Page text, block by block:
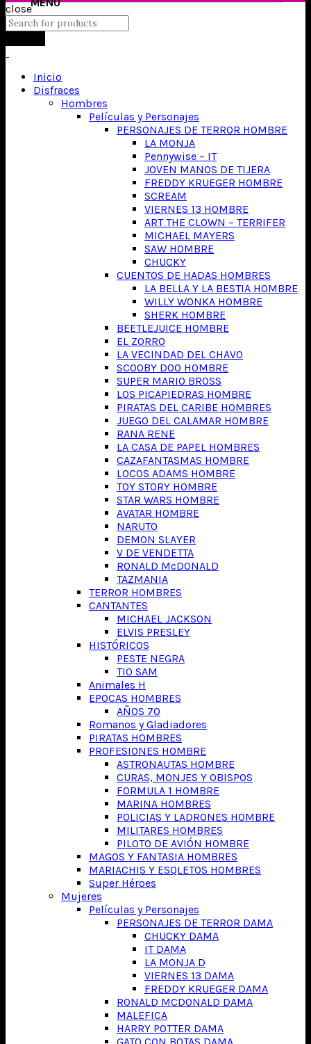
close
Inicio
Disfraces
Hombres
Películas y Personajes
PERSONAJES DE TERROR HOMBRE
LA MONJA
Pennywise – IT
JOVEN MANOS DE TIJERA
FREDDY KRUEGER HOMBRE
SCREAM
VIERNES 13 HOMBRE
ART THE CLOWN – TERRIFER
MICHAEL MAYERS
SAW HOMBRE
CHUCKY
CUENTOS DE HADAS HOMBRES
LA BELLA Y LA BESTIA HOMBRE
WILLY WONKA HOMBRE
SHERK HOMBRE
BEETLEJUICE HOMBRE
EL ZORRO
LA VECINDAD DEL CHAVO
SCOOBY DOO HOMBRE
SUPER MARIO BROSS
LOS PICAPIEDRAS HOMBRE
PIRATAS DEL CARIBE HOMBRES
JUEGO DEL CALAMAR HOMBRE
RANA RENE
LA CASA DE PAPEL HOMBRES
CAZAFANTASMAS HOMBRE
LOCOS ADAMS HOMBRE
TOY STORY HOMBRE
STAR WARS HOMBRE
AVATAR HOMBRE
NARUTO
DEMON SLAYER
V DE VENDETTA
RONALD McDONALD
TAZMANIA
TERROR HOMBRES
CANTANTES
MICHAEL JACKSON
ELVIS PRESLEY
HISTÓRICOS
PESTE NEGRA
TIO SAM
Animales H
EPOCAS HOMBRES
AÑOS 70
Romanos y Gladiadores
PIRATAS HOMBRES
PROFESIONES HOMBRE
ASTRONAUTAS HOMBRE
CURAS, MONJES Y OBISPOS
FORMULA 1 HOMBRE
MARINA HOMBRES
POLICIAS Y LADRONES HOMBRE
MILITARES HOMBRES
PILOTO DE AVIÓN HOMBRE
MAGOS Y FANTASIA HOMBRES
MARIACHIS Y ESQLETOS HOMBRES
Super Héroes
Mujeres
Películas y Personajes
PERSONAJES DE TERROR DAMA
CHUCKY DAMA
IT DAMA
LA MONJA D
VIERNES 13 DAMA
FREDDY KRUEGER DAMA
RONALD MCDONALD DAMA
MALEFICA
HARRY POTTER DAMA